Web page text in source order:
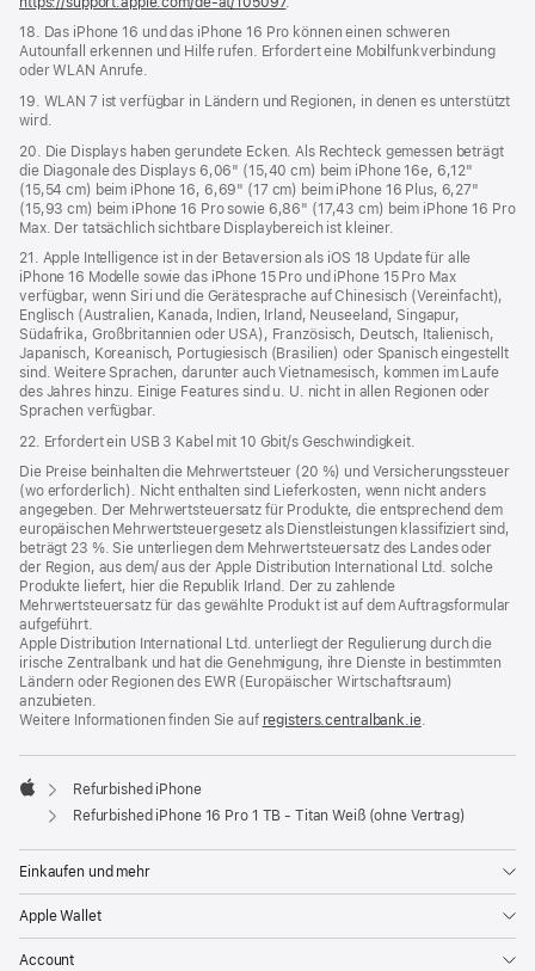
18. Das iPhone 16 und das iPhone 16 Pro können einen schweren
Autounfall erkennen und Hilfe rufen. Erfordert eine Mobilfunkverbindung
oder WLAN Anrufe.
19. WLAN 7 ist verfügbar in Ländern und Regionen, in denen es unterstützt
wird.
20. Die Displays haben gerundete Ecken. Als Rechteck gemessen beträgt
die Diagonale des Displays 6,06" (15,40 cm) beim iPhone 16e, 6,12"
(15,54 cm) beim iPhone 16, 6,69" (17 cm) beim iPhone 16 Plus, 6,27"
(15,93 cm) beim iPhone 16 Pro sowie 6,86" (17,43 cm) beim iPhone 16 Pro
Max. Der tatsächlich sichtbare Displaybereich ist kleiner.
21. Apple Intelligence ist in der Betaversion als iOS 18 Update für alle
iPhone 16 Modelle sowie das iPhone 15 Pro und iPhone 15 Pro Max
verfügbar, wenn Siri und die Gerätesprache auf Chinesisch (Vereinfacht),
Englisch (Australien, Kanada, Indien, Irland, Neuseeland, Singapur,
Südafrika, Großbritannien oder USA), Französisch, Deutsch, Italienisch,
Japanisch, Koreanisch, Portugiesisch (Brasilien) oder Spanisch eingestellt
sind. Weitere Sprachen, darunter auch Vietnamesisch, kommen im Laufe
des Jahres hinzu. Einige Features sind u. U. nicht in allen Regionen oder
Sprachen verfügbar.
22. Erfordert ein USB 3 Kabel mit 10 Gbit/s Geschwindigkeit.
Die Preise beinhalten die Mehrwertsteuer (20 %) und Versicherungssteuer
(wo erforderlich). Nicht enthalten sind Lieferkosten, wenn nicht anders
angegeben. Der Mehrwertsteuersatz für Produkte, die entsprechend dem
europäischen Mehrwertsteuergesetz als Dienstleistungen klassifiziert sind,
beträgt 23 %. Sie unterliegen dem Mehrwertsteuersatz des Landes oder
der Region, aus dem/ aus der Apple Distribution International Ltd. solche
Produkte liefert, hier die Republik Irland. Der zu zahlende
Mehrwertsteuersatz für das gewählte Produkt ist auf dem Auftragsformular
aufgeführt.
Apple Distribution International Ltd. unterliegt der Regulierung durch die
irische Zentralbank und hat die Genehmigung, ihre Dienste in bestimmten
Ländern oder Regionen des EWR (Europäischer Wirtschaftsraum)
anzubieten.
Weitere Informationen finden Sie auf registers.centralbank.ie(Öffnet
neues
.
Apple
Refurbished iPhone
Refurbished iPhone 16 Pro 1 TB - Titan Weiß (ohne Vertrag)
Einkaufen und mehr
Apple Wallet
Account